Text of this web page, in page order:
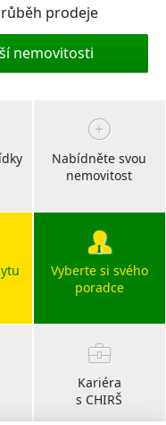
prodeje
nemovitosti
Nabídněte svou
nemovitost
Vyberte si svého
poradce
Kariéra
s CHIRŠ